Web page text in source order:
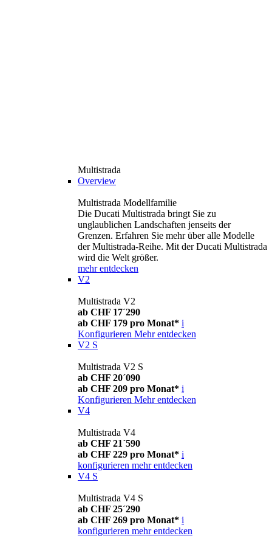
Multistrada
Overview
Multistrada Modellfamilie
Die Ducati Multistrada bringt Sie zu
unglaublichen Landschaften jenseits der
Grenzen. Erfahren Sie mehr über alle Modelle
der Multistrada-Reihe. Mit der Ducati Multistrada
wird die Welt größer.
mehr entdecken
V2
Multistrada V2
ab CHF 17´290
ab CHF 179 pro Monat* i
Konfigurieren Mehr entdecken
V2 S
Multistrada V2 S
ab CHF 20´090
ab CHF 209 pro Monat* i
Konfigurieren Mehr entdecken
V4
Multistrada V4
ab CHF 21´590
ab CHF 229 pro Monat* i
konfigurieren mehr entdecken
V4 S
Multistrada V4 S
ab CHF 25´290
ab CHF 269 pro Monat* i
konfigurieren mehr entdecken